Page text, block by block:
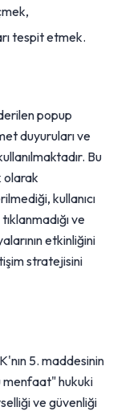
tespit etmek.
popup
duyuruları ve
Bu
olarak
kullanıcı
ve
etkinliğini
stratejisini
5. maddesinin
menfaat" hukuki
ve güvenliği